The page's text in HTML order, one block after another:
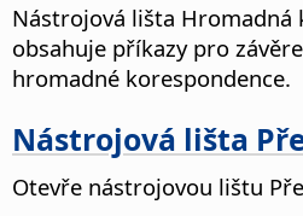
Nástrojová lišta Hromadná
obsahuje příkazy pro
hromadné korespondence.
Nástrojová lišta
Otevře nástrojovou lištu